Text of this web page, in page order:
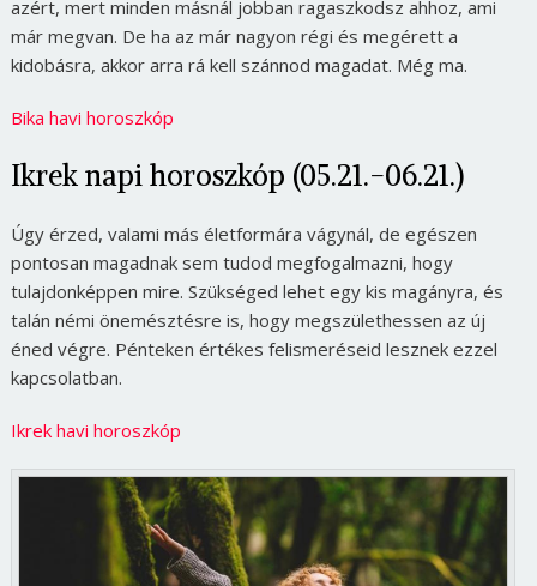
azért, mert minden másnál jobban ragaszkodsz ahhoz, ami
már megvan. De ha az már nagyon régi és megérett a
kidobásra, akkor arra rá kell szánnod magadat. Még ma.
Bika havi horoszkóp
Ikrek napi horoszkóp (05.21.-06.21.)
Úgy érzed, valami más életformára vágynál, de egészen
pontosan magadnak sem tudod megfogalmazni, hogy
tulajdonképpen mire. Szükséged lehet egy kis magányra, és
talán némi önemésztésre is, hogy megszülethessen az új
éned végre. Pénteken értékes felismeréseid lesznek ezzel
kapcsolatban.
Ikrek havi horoszkóp